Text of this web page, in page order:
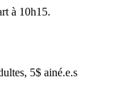
à 10h15.
5$ ainé.e.s